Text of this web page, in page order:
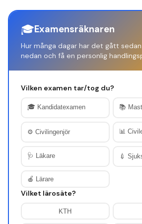
🎓Examensräknaren
Hur många dagar har det gått
nedan och få en personlig
Vilken examen tar/tog du?
🎓 Kandidatexamen 📚
⚙️ Civilingenjör 📊
🩺 Läkare 💉
🍎 Lärare
Vilket lärosäte?
KTH